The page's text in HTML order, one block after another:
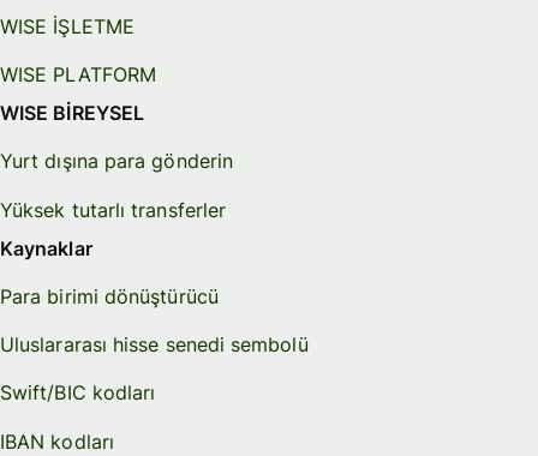
WISE İŞLETME
WISE PLATFORM
WISE BİREYSEL
Yurt dışına para gönderin
Yüksek tutarlı transferler
Kaynaklar
Para birimi dönüştürücü
Uluslararası hisse senedi sembolü
Swift/BIC kodları
IBAN kodları